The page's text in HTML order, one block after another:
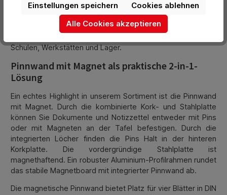
Entdecken Sie von der magnetischen Pinnwand über
flexible Magnetbänder und Haltemagnete bis zur
selbstklebenden, magnetischen Wandleiste mit
Schulen, Werkstätten und Lager.
Pinnwand mit Magnet als praktische 2-in-1-
Lösung
Ein echtes Highlight in unserem Sortiment ist die Pinnwand
mit Magnet. Durch die kombinierte Kork- und Stahlplatte
können Sie Dokumente und Notizzettel entweder mit Pins
oder mit Magneten an der Tafel befestigen. Durch die
integrierten Löcher finden die Pins Halt in der hinteren
Korkplatte. Die vordergründige Stahlplatte ist
magnethaftend. Ein robuster Aluminium-Profilrahmen rundet
das stabile Magnetboard mit integrierter Pinnwand ab.
Die magnetische Pinnwand bietet Platz für vier Blätter in DIN
Cookies ablehnen
Einstellungen speichern
Alle Cookies akzeptieren